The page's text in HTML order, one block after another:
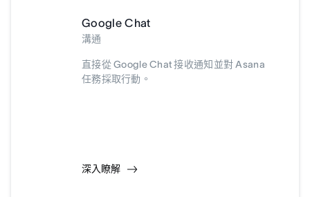
Google Chat
溝通
直接從 Google Chat 接收通知並對 Asana
任務採取行動。
深入瞭解